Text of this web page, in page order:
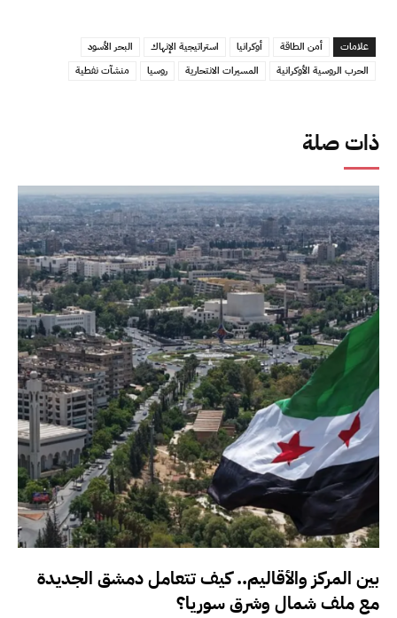
ذات صلة
بين المركز والأقاليم.. كيف تتعامل دمشق الجديدة
مع ملف شمال وشرق سوريا؟
علامات أمن الطاقة أوكرانيا استراتيجية الإنهاك
البحر الأسود
الحرب الروسية الأوكرانية
المسيرات الانتحارية روسيا منشآت نفطية